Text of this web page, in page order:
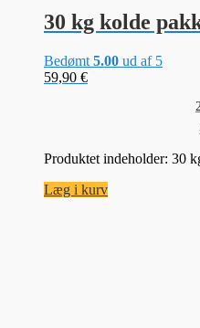
30 kg kolde
Bedømt 5.00 ud af 5
59,90 €
Produktet indeholder: 30
Læg i kurv